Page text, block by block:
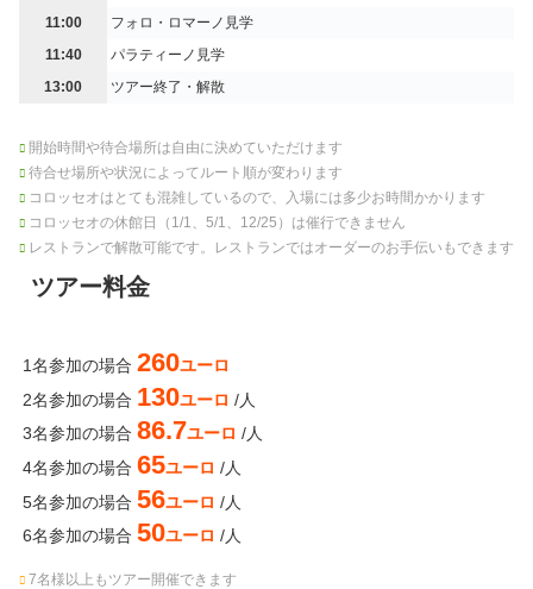
11:00
フォロ・ロマーノ見学
11:40
パラティーノ見学
13:00
ツアー終了・解散
開始時間や待合場所は自由に決めていただけます
待合せ場所や状況によってルート順が変わります
コロッセオはとても混雑しているので、入場には多少お時間かかります
コロッセオの休館日（1/1、5/1、12/25）は催行できません
レストランで解散可能です。レストランではオーダーのお手伝いもできます
ツアー料金
1名参加の場合 260ユーロ
2名参加の場合 130ユーロ /人
3名参加の場合 86.7ユーロ /人
4名参加の場合 65ユーロ /人
5名参加の場合 56ユーロ /人
6名参加の場合 50ユーロ /人
7名様以上もツアー開催できます